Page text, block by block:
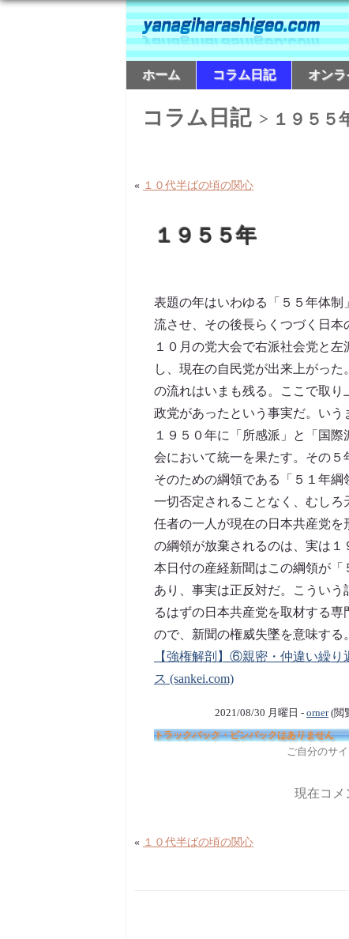
ホーム コラム日記 オンラ
コラム日記> １９５５
« １０代半ばの頃の関心
１９５５年
表題の年はいわゆる「５５年体
流させ、その後長らくつづく日
１０月の党大会で右派社会党と
し、現在の自民党が出来上がっ
の流れはいまも残る。ここで取
政党があったという事実だ。いう
１９５０年に「所感派」と「国
会において統一を果たす。その５
そのための綱領である「５１年
一切否定されることなく、むし
任者の一人が現在の日本共産党を
の綱領が放棄されるのは、実は１
本日付の産経新聞はこの綱領が
あり、事実は正反対だ。こうい
るはずの日本共産党を取材する
ので、新聞の権威失墜を意味する。
【強権解剖】⑥親密・仲違い繰
ス (sankei.com)
2021/08/30 月曜日 - orner(閲
トラックバック・ピンバックはありません
ご自分のサ
現在コメ
« １０代半ばの頃の関心